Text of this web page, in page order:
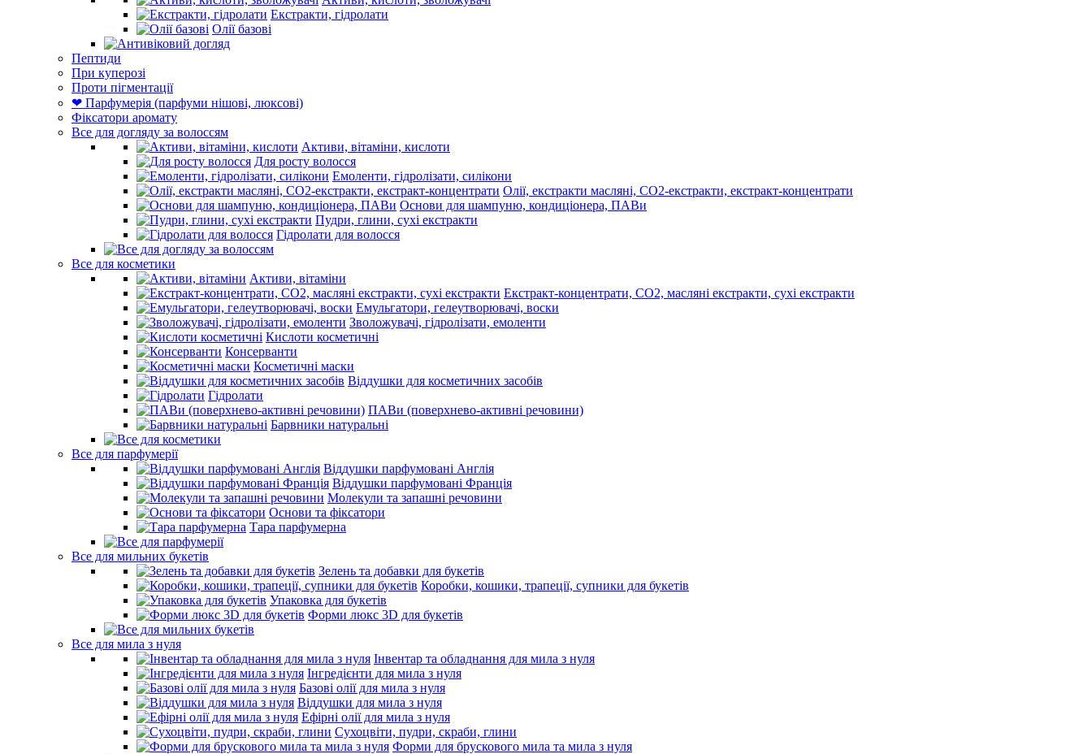
Екстракти, гідролати
Олії базові
Пептиди
При куперозі
Проти пігментації
❤ Парфумерія (парфуми нішові, люксові)
Фіксатори аромату
Все для догляду за волоссям
Активи, вітаміни, кислоти
Для росту волосся
Емоленти, гідролізати, силікони
Олії, екстракти масляні, СО2-екстракти, екстракт-концентрати
Основи для шампуню, кондиціонера, ПАВи
Пудри, глини, сухі екстракти
Гідролати для волосся
Все для косметики
Активи, вітаміни
Екстракт-концентрати, СО2, масляні екстракти, сухі екстракти
Емульгатори, гелеутворювачі, воски
Зволожувачі, гідролізати, емоленти
Кислоти косметичні
Консерванти
Косметичні маски
Віддушки для косметичних засобів
Гідролати
ПАВи (поверхнево-активні речовини)
Барвники натуральні
Все для парфумерії
Віддушки парфумовані Англія
Віддушки парфумовані Франція
Молекули та запашні речовини
Основи та фіксатори
Тара парфумерна
Все для мильних букетів
Зелень та добавки для букетів
Коробки, кошики, трапеції, супники для букетів
Упаковка для букетів
Форми люкс 3D для букетів
Все для мила з нуля
Інвентар та обладнання для мила з нуля
Інгредієнти для мила з нуля
Базові олії для мила з нуля
Віддушки для мила з нуля
Ефірні олії для мила з нуля
Сухоцвіти, пудри, скраби, глини
Форми для брускового мила та мила з нуля